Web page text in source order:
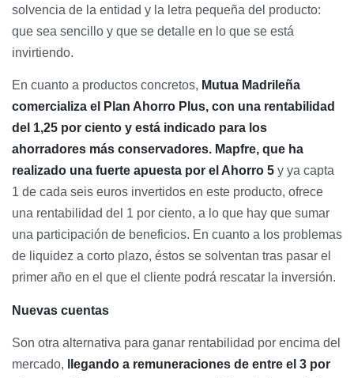
solvencia de la entidad y la letra pequeña del producto:
que sea sencillo y que se detalle en lo que se está
invirtiendo.
En cuanto a productos concretos, Mutua Madrileña
comercializa el Plan Ahorro Plus, con una rentabilidad
del 1,25 por ciento y está indicado para los
ahorradores más conservadores. Mapfre, que ha
realizado una fuerte apuesta por el Ahorro 5 y ya capta
1 de cada seis euros invertidos en este producto, ofrece
una rentabilidad del 1 por ciento, a lo que hay que sumar
una participación de beneficios. En cuanto a los problemas
de liquidez a corto plazo, éstos se solventan tras pasar el
primer año en el que el cliente podrá rescatar la inversión.
Nuevas cuentas
Son otra alternativa para ganar rentabilidad por encima del
mercado, llegando a remuneraciones de entre el 3 por